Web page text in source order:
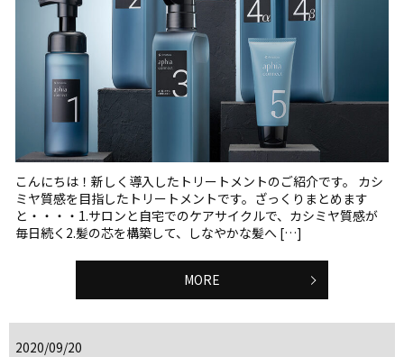
こんにちは！新しく導入したトリートメントのご紹介です。 カシ
ミヤ質感を目指したトリートメントです。ざっくりまとめます
と・・・・1.サロンと自宅でのケアサイクルで、カシミヤ質感が
毎日続く2.髪の芯を構築して、しなやかな髪へ […]
MORE
2020/09/20